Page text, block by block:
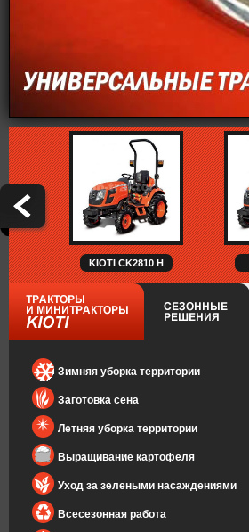
KIOTI CK2810 H
Зимняя уборка территории
Заготовка сена
Летняя уборка территории
Выращивание картофеля
Уход за зелеными насаждениями
Всесезонная работа